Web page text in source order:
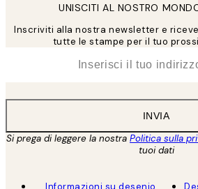
UNISCITI AL NOSTRO
Inscriviti alla nostra newsletter e
tutte le stampe per il tuo
INVIA
Si prega di leggere la nostra Politica sulla
tuoi dati
Informazioni su desenio